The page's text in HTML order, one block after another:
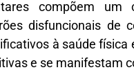
compõem
disfuncionais de
à saúde
e se manifestam